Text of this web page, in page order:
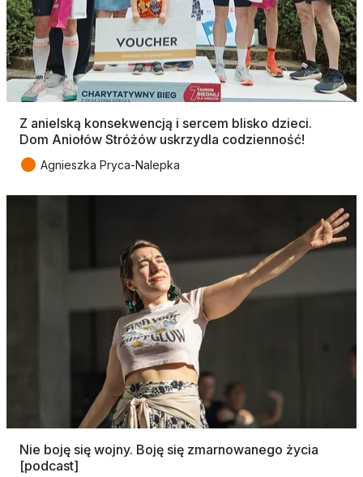
Z anielską konsekwencją i sercem blisko dzieci.
Dom Aniołów Stróżów uskrzydla codzienność!
● Agnieszka Pryca-Nalepka
Nie boję się wojny. Boję się zmarnowanego życia
[podcast]